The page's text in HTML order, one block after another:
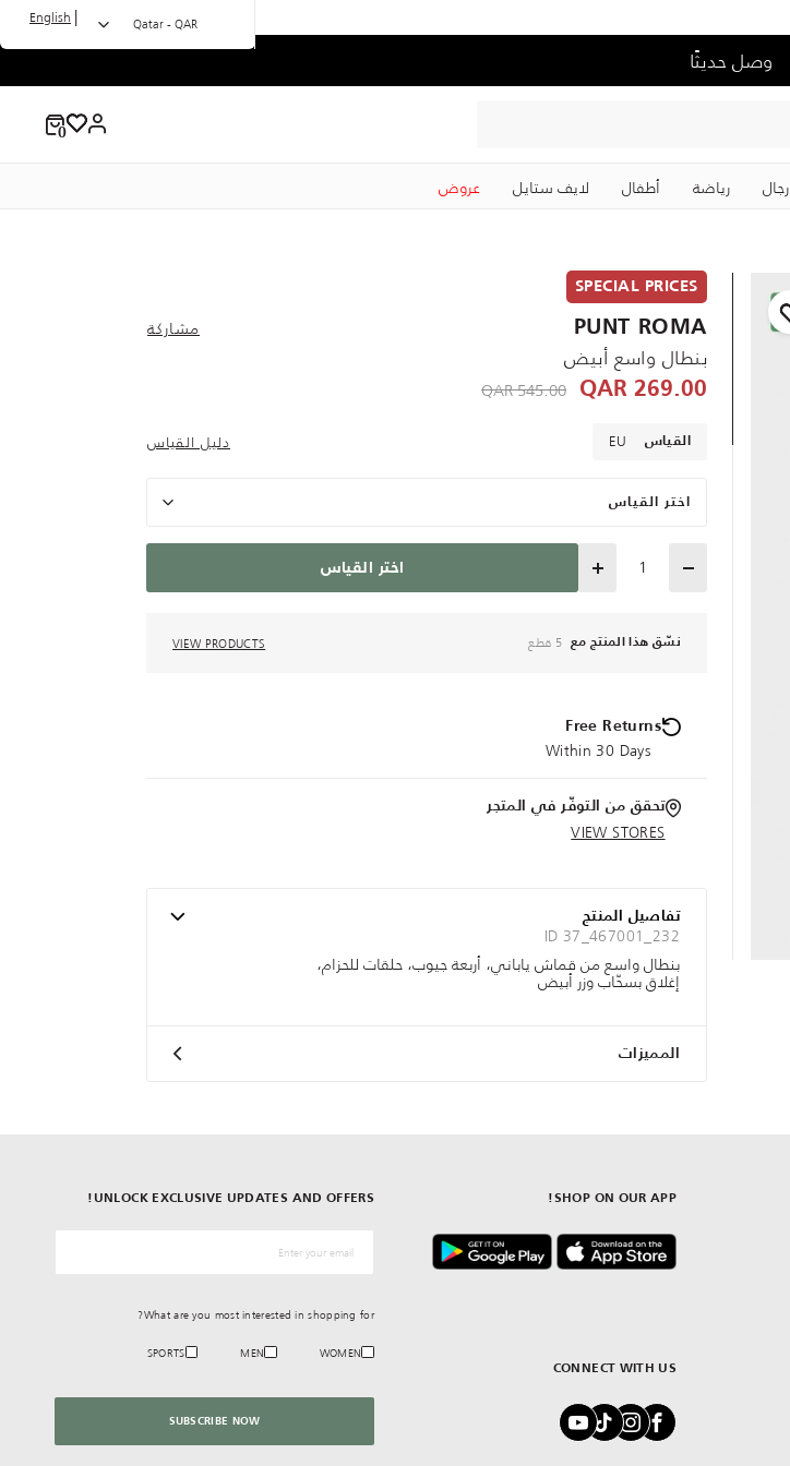
وصل حديثًا
رجال رياضة ‏أطفال لايف ستايل عروض
Qatar - QAR
|
English
SPECIAL PRICES
PUNT ROMA مشاركة
بنطال واسع أبيض
269.00 QAR
Price reduced from
545.00 QAR
to 269.00 QAR
القياس EU دليل القياس
اختر القياس
Quantity اختر القياس
نسّق هذا المنتج مع 5 قطع VIEW PRODUCTS
Free Returns
Within 30 Days
تحقق من التوفّر في المتجر
VIEW STORES
تفاصيل المنتج
ID 37_467001_232
بنطال واسع من قماش ياباني، أربعة جيوب، حلقات للحزام،
إغلاق بسحّاب وزر أبيض
المميزات
CONNECT WITH US
SHOP ON OUR APP!
UNLOCK EXCLUSIVE UPDATES AND OFFERS!
What are you most interested in shopping for?
WOMEN
MEN
SPORTS
SUBSCRIBE NOW